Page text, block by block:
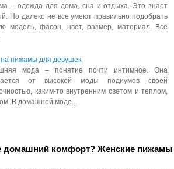
– одежда для дома, сна и отдыха. Это знает
Но далеко не все умеют правильно подобрать
модель, фасон, цвет, размер, материал. Все
пижамы для девушек
мода – понятие почти интимное. Она
от высокой моды подиумов своей
каким-то внутренним светом и теплом,
В домашней моде...
домашний комфорт? Женские